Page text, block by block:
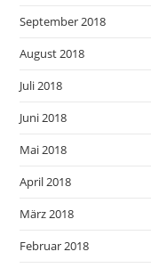
September 2018
August 2018
Juli 2018
Juni 2018
Mai 2018
April 2018
März 2018
Februar 2018